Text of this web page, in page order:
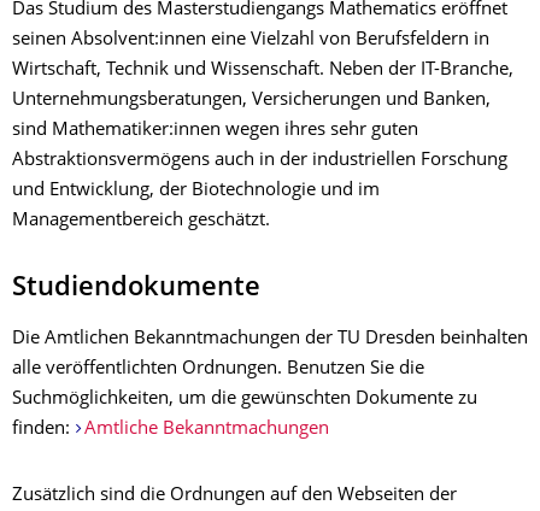
Das Studium des Masterstudiengangs Mathematics eröffnet
seinen Absolvent:innen eine Vielzahl von Berufsfeldern in
Wirtschaft, Technik und Wissenschaft. Neben der IT-Branche,
Unternehmungsberatungen, Versicherungen und Banken,
sind Mathematiker:innen wegen ihres sehr guten
Abstraktionsvermögens auch in der industriellen Forschung
und Entwicklung, der Biotechnologie und im
Managementbereich geschätzt.
Studiendokumente
Die Amtlichen Bekanntmachungen der TU Dresden beinhalten
alle veröffentlichten Ordnungen. Benutzen Sie die
Suchmöglichkeiten, um die gewünschten Dokumente zu
finden:
Amtliche Bekanntmachungen
Zusätzlich sind die Ordnungen auf den Webseiten der